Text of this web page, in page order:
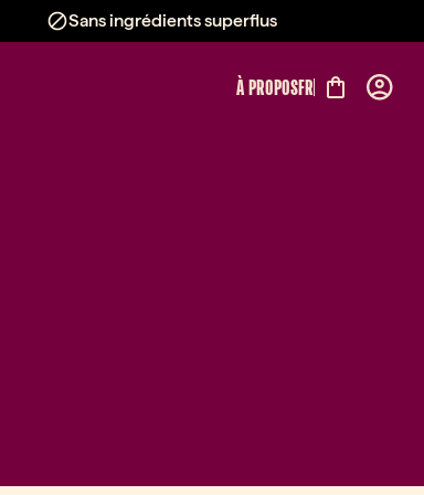
Sans ingrédients superflus
À PROPOSFR